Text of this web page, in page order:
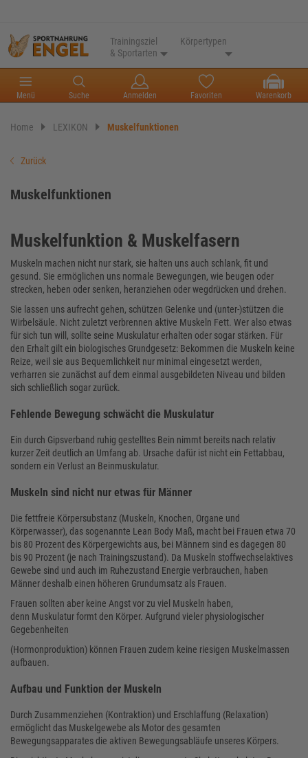
Trainingsziel
& Sportarten
Körpertypen
Menü Suche Anmelden Favoriten Warenkorb
Home LEXIKON Muskelfunktionen
Zurück
Muskelfunktionen
Muskelfunktion & Muskelfasern
Muskeln machen nicht nur stark, sie halten uns auch schlank, fit und
gesund. Sie ermöglichen uns normale Bewegungen, wie beugen oder
strecken, heben oder senken, heranziehen oder wegdrücken und drehen.
Sie lassen uns aufrecht gehen, schützen Gelenke und (unter-)stützen die
Wirbelsäule. Nicht zuletzt verbrennen aktive Muskeln Fett. Wer also etwas
für sich tun will, sollte seine Muskulatur erhalten oder sogar stärken. Für
den Erhalt gilt ein biologisches Grundgesetz: Bekommen die Muskeln keine
Reize, weil sie aus Bequemlichkeit nur minimal eingesetzt werden,
verharren sie zunächst auf dem einmal ausgebildeten Niveau und bilden
sich schließlich sogar zurück.
Fehlende Bewegung schwächt die Muskulatur
Ein durch Gipsverband ruhig gestelltes Bein nimmt bereits nach relativ
kurzer Zeit deutlich an Umfang ab. Ursache dafür ist nicht ein Fettabbau,
sondern ein Verlust an Beinmuskulatur.
Muskeln sind nicht nur etwas für Männer
Die fettfreie Körpersubstanz (Muskeln, Knochen, Organe und
Körperwasser), das sogenannte Lean Body Maß, macht bei Frauen etwa 70
bis 80 Prozent des Körpergewichts aus, bei Männern sind es dagegen 80
bis 90 Prozent (je nach Trainingszustand). Da Muskeln stoffwechselaktives
Gewebe sind und auch im Ruhezustand Energie verbrauchen, haben
Männer deshalb einen höheren Grundumsatz als Frauen.
Frauen sollten aber keine Angst vor zu viel Muskeln haben,
denn Muskulatur formt den Körper. Aufgrund vieler physiologischer
Gegebenheiten
(Hormonproduktion) können Frauen zudem keine riesigen Muskelmassen
aufbauen.
Aufbau und Funktion der Muskeln
Durch Zusammenziehen (Kontraktion) und Erschlaffung (Relaxation)
ermöglicht das Muskelgewebe als Motor des gesamten
Bewegungsapparates die aktiven Bewegungsabläufe unseres Körpers.